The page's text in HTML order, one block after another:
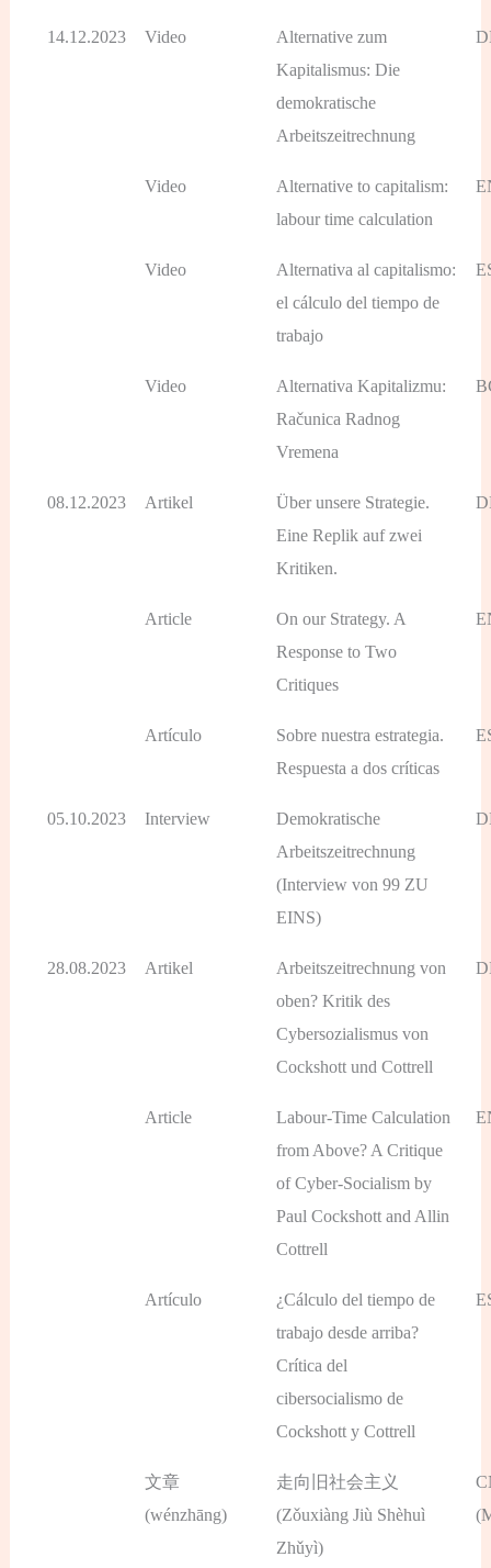
14.12.2023 Video
Alternative zum
Kapitalismus: Die
demokratische
Arbeitszeitrechnung
Video
Alternative to capitalism:
labour time calculation
Video
Alternativa al capitalismo:
el cálculo del tiempo de
trabajo
Video
Alternativa Kapitalizmu:
Računica Radnog
Vremena
08.12.2023 Artikel
Über unsere Strategie.
Eine Replik auf zwei
Kritiken.
Article
On our Strategy. A
Response to Two
Critiques
Artículo
Sobre nuestra estrategia.
Respuesta a dos críticas
05.10.2023 Interview
Demokratische
Arbeitszeitrechnung
(Interview von 99 ZU
EINS)
28.08.2023 Artikel
Arbeitszeitrechnung von
oben? Kritik des
Cybersozialismus von
Cockshott und Cottrell
Article
Labour-Time Calculation
from Above? A Critique
of Cyber-Socialism by
Paul Cockshott and Allin
Cottrell
Artículo
¿Cálculo del tiempo de
trabajo desde arriba?
Crítica del
cibersocialismo de
Cockshott y Cottrell
文章
(wénzhāng)
走向旧社会主义
(Zǒuxiàng Jiù Shèhuì
Zhǔyì)